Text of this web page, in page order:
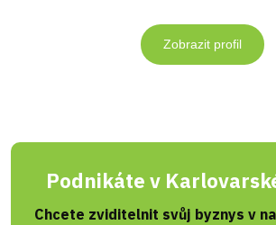
Zobrazit profil
Podnikáte v
Chcete zviditelnit svůj byznys v